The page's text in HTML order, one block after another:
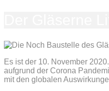
Es ist der 10. November
aufgrund der Corona
mit den globalen